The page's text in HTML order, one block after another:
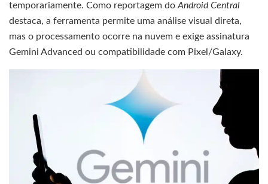
temporariamente. Como reportagem do Android Central
destaca, a ferramenta permite uma análise visual direta,
mas o processamento ocorre na nuvem e exige assinatura
Gemini Advanced ou compatibilidade com Pixel/Galaxy.